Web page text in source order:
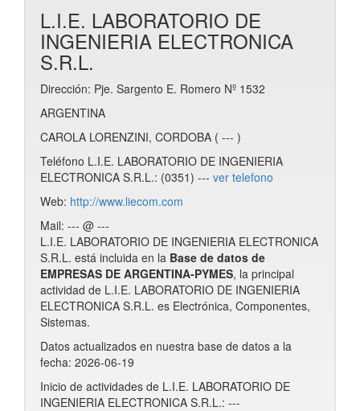
L.I.E. LABORATORIO DE
INGENIERIA ELECTRONICA
S.R.L.
Dirección: Pje. Sargento E. Romero Nº 1532
ARGENTINA
CAROLA LORENZINI, CORDOBA ( --- )
Teléfono L.I.E. LABORATORIO DE INGENIERIA
ELECTRONICA S.R.L.: (0351) --- ver telefono
Web: http://www.liecom.com
Mail: --- @ ---
L.I.E. LABORATORIO DE INGENIERIA ELECTRONICA
S.R.L. está incluida en la Base de datos de
EMPRESAS DE ARGENTINA-PYMES, la principal
actividad de L.I.E. LABORATORIO DE INGENIERIA
ELECTRONICA S.R.L. es Electrónica, Componentes,
Sistemas.
Datos actualizados en nuestra base de datos a la
fecha: 2026-06-19
Inicio de actividades de L.I.E. LABORATORIO DE
INGENIERIA ELECTRONICA S.R.L.: ---